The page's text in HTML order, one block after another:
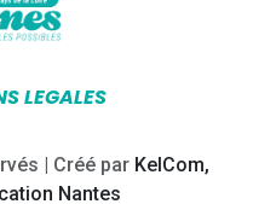
LEGALES
| Créé par KelCom,
Nantes